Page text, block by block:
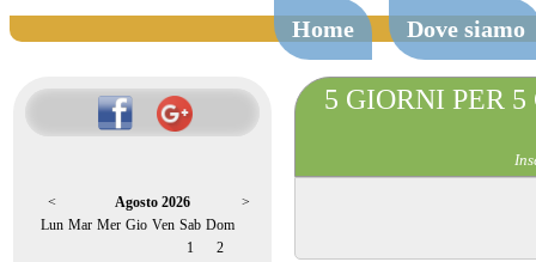
Home Dove siamo
< Agosto 2026
>
Lun Mar Mer Gio Ven Sab Dom
1
2
5 GIORNI PER